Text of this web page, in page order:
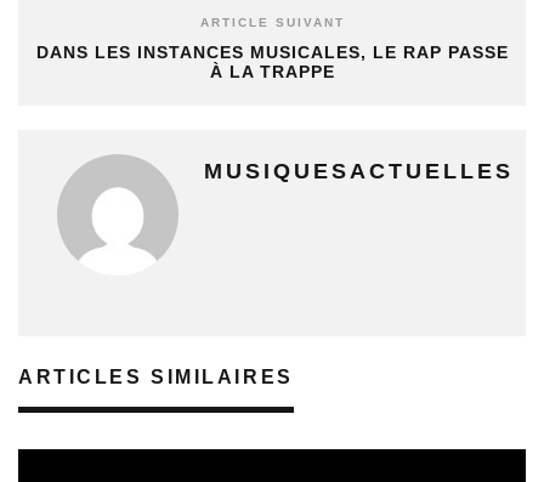
ARTICLE SUIVANT
DANS LES INSTANCES MUSICALES, LE RAP PASSE
À LA TRAPPE
MUSIQUESACTUELLES
ARTICLES SIMILAIRES